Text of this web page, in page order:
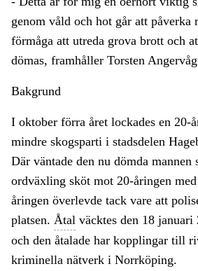
genom våld och hot går att påverka
förmåga att utreda grova brott och
dömas, framhåller Torsten
Bakgrund
I oktober förra året lockades en 20-
mindre skogsparti i stadsdelen
Där väntade den nu dömda mannen
ordväxling sköt mot 20-åringen
åringen överlevde tack vare att
platsen. Åtal väcktes den 18 januari
och den åtalade har kopplingar till
kriminella nätverk i Norrköping.